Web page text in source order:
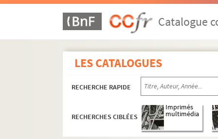
Catalogue
LES CATALOGUES
RECHERCHE RAPIDE
RECHERCHES CIBLÉES
Imprimés
multimédia